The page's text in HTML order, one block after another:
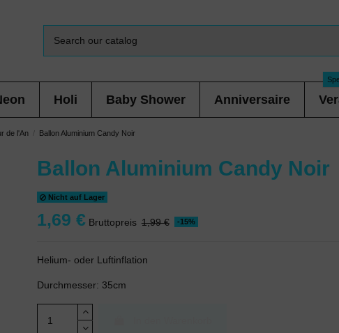
Holi Baby Shower Anniversaire
de l'An Ballon Aluminium Candy Noir
Ballon Aluminium Candy Noir
Nicht auf Lager
1,69 € Bruttopreis 1,99 € -15%
Helium- oder Luftinflation
Durchmesser: 35cm